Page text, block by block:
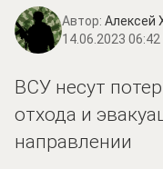
Автор: Алексей
14.06.2023 06:42
ВСУ несут
отхода и
направлении